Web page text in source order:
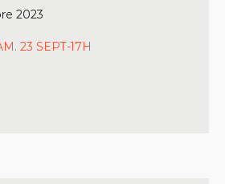
2023
23 SEPT-17H